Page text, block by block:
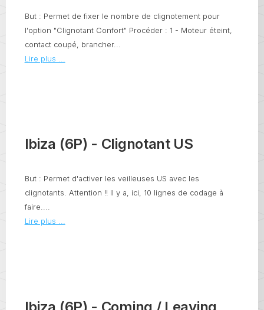
But : Permet de fixer le nombre de clignotement pour
l'option "Clignotant Confort" Procéder : 1 - Moteur éteint,
contact coupé, brancher...
Lire plus ...
Ibiza (6P) - Clignotant US
But : Permet d'activer les veilleuses US avec les
clignotants. Attention !! Il y a, ici, 10 lignes de codage à
faire....
Lire plus ...